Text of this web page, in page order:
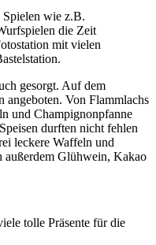
wie z.B.
die Zeit
mit vielen
gesorgt. Auf dem
angeboten. Von Flammlachs
und Champignonpfanne
durften nicht fehlen
leckere Waffeln und
außerdem Glühwein, Kakao
tolle Präsente für die